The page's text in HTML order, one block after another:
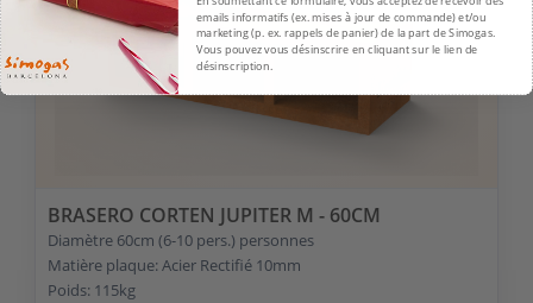
BRASERO CORTEN JUPITER M - 60CM
Diamètre 60cm (6-10 pers.) personnes
Matière plaque: Acier Rectifié 10mm
Poids: 115kg
emails informatifs (ex. mises à jour de commande) et/ou
marketing (p. ex. rappels de panier) de la part de Simogas.
Vous pouvez vous désinscrire en cliquant sur le lien de
désinscription.